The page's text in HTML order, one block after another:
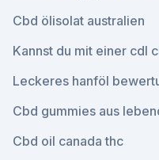
Cbd ölisolat australien
Kannst du mit einer cdl
Leckeres hanföl
Cbd gummies aus
Cbd oil canada thc